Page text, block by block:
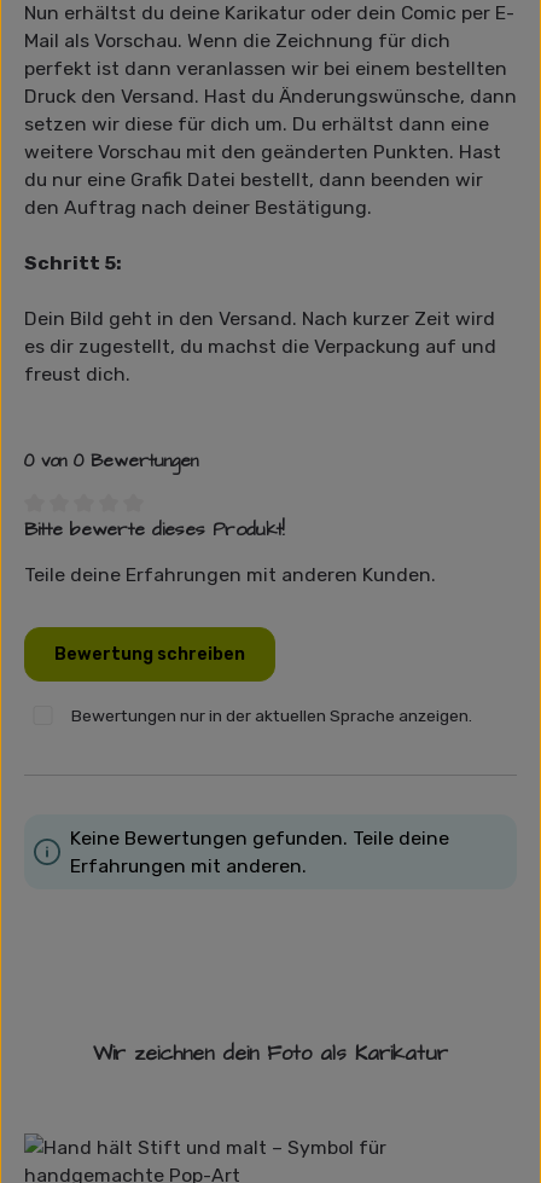
Nun erhältst du deine Karikatur oder dein Comic per E-
Mail als Vorschau. Wenn die Zeichnung für dich
perfekt ist dann veranlassen wir bei einem bestellten
Druck den Versand. Hast du Änderungswünsche, dann
setzen wir diese für dich um. Du erhältst dann eine
weitere Vorschau mit den geänderten Punkten. Hast
du nur eine Grafik Datei bestellt, dann beenden wir
den Auftrag nach deiner Bestätigung.
Schritt 5:
Dein Bild geht in den Versand. Nach kurzer Zeit wird
es dir zugestellt, du machst die Verpackung auf und
freust dich.
0 von 0 Bewertungen
Durchschnittliche Bewertung von 0 von 5 Sternen
Bitte bewerte dieses Produkt!
Teile deine Erfahrungen mit anderen Kunden.
Bewertung schreiben
Bewertungen nur in der aktuellen Sprache anzeigen.
Keine Bewertungen gefunden. Teile deine
Erfahrungen mit anderen.
Wir zeichnen dein Foto als Karikatur